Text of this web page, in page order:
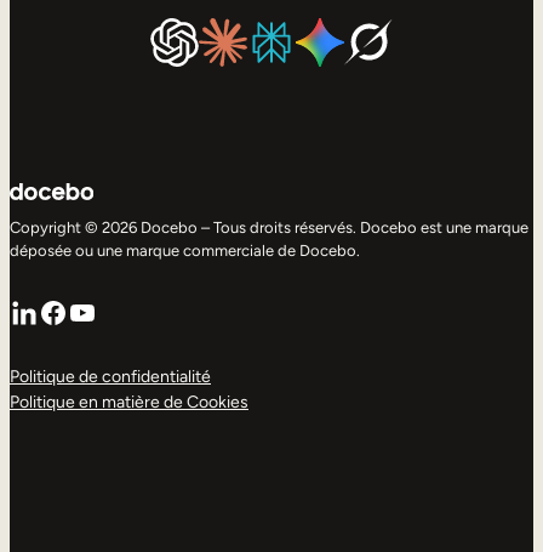
Copyright © 2026 Docebo – Tous droits réservés. Docebo est une marque
déposée ou une marque commerciale de Docebo.
LinkedIn
Facebook
YouTube
Politique de confidentialité
Politique en matière de Cookies